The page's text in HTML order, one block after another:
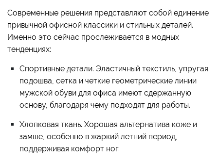
Современные решения представляют собой единение
привычной офисной классики и стильных деталей.
Именно это сейчас прослеживается в модных
тенденциях:
Спортивные детали. Эластичный текстиль, упругая
подошва, сетка и четкие геометрические линии
мужской обуви для офиса имеют сдержанную
основу, благодаря чему подходят для работы.
Хлопковая ткань. Хорошая альтернатива коже и
замше, особенно в жаркий летний период,
поддерживая комфорт ног.